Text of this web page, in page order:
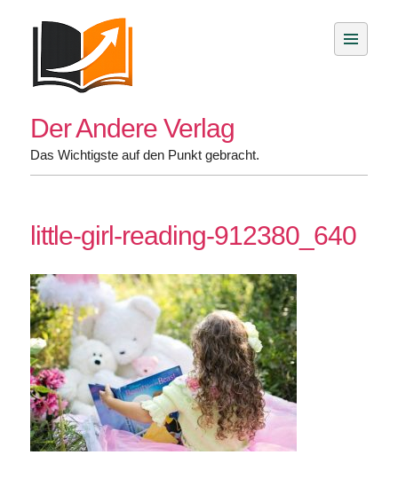
Der Andere Verlag
Das Wichtigste auf den Punkt gebracht.
little-girl-reading-912380_640